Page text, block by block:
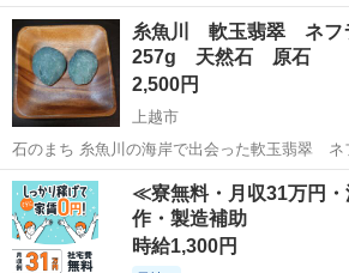
総重量 308g 透過無し〜透過大まで色々 ネフライトのスベスベな
質感、色合いが好きです。 コレクション整理の
大切にしてくれる...
新潟 上越市 インテリア雑貨/小物
糸魚川 軟玉翡翠 ネ
257g 天然石 原石
2,500円
上越市
石のまち 糸魚川の海岸で出会った軟玉翡翠 ネ
どちらもガッツリ大きな透過が見られます。ぜ
楽しみくださいっ サイズ 比較写真 10枚目 100円玉を置いてみま
した。参考にどうぞ。 ...
新潟 上越市 インテリア雑貨/小物
≪寮無料・月収31万円
作・製造補助
時給1,300円